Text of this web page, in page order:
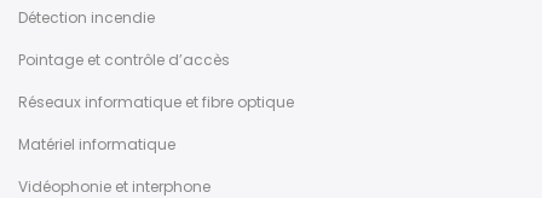
Détection incendie
Pointage et contrôle d’accès
Réseaux informatique et fibre optique
Matériel informatique
Vidéophonie et interphone